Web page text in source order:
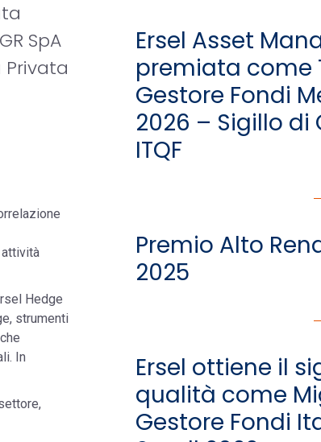
SpA
Hedge
strumenti
In
Ersel Asset
premiata come
Gestore Fondi
2026 – Sigillo di
ITQF
Premio Alto
2025
Ersel ottiene il
qualità come
Gestore Fondi